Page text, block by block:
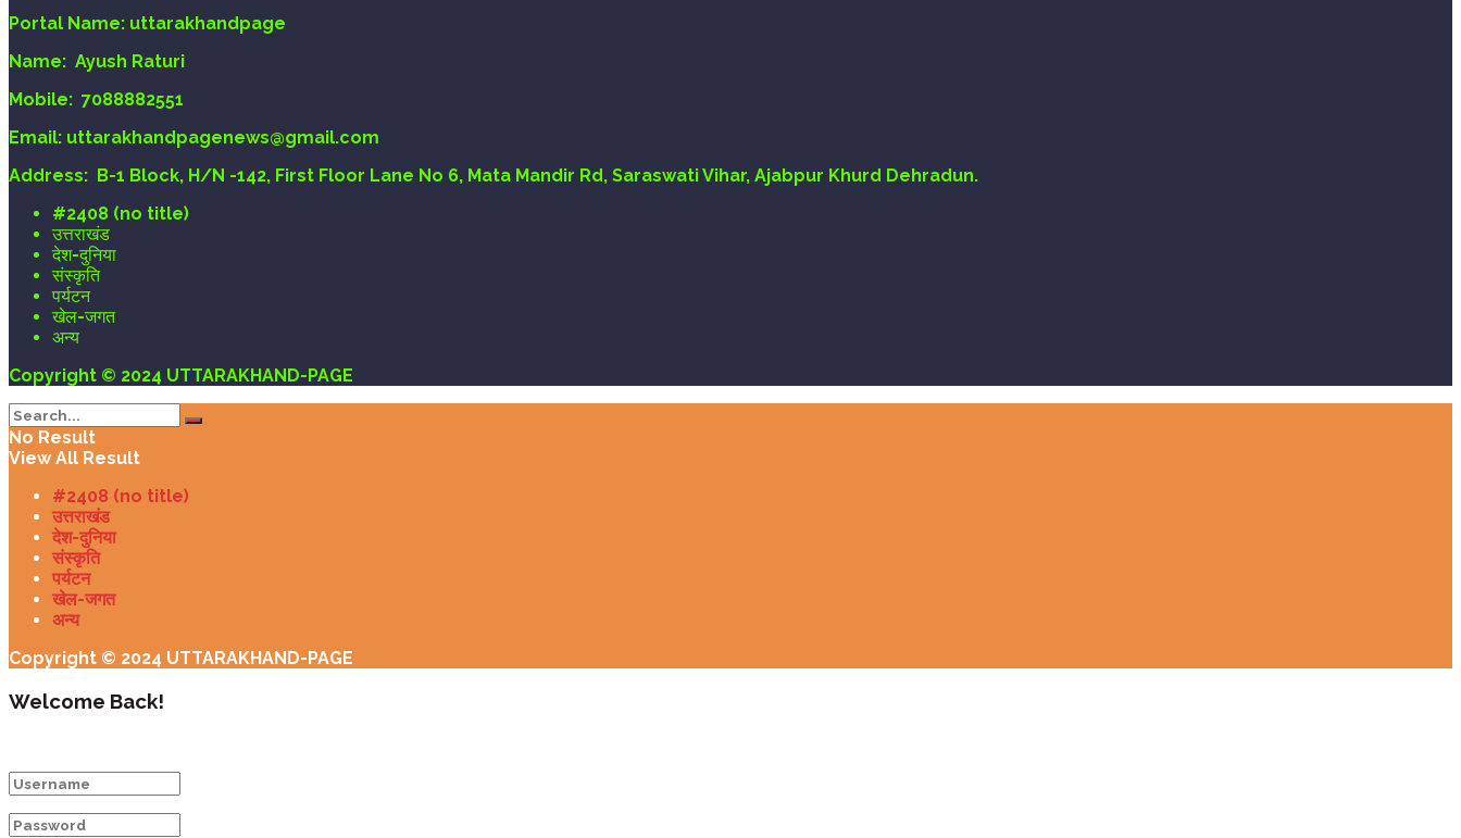
Portal Name: uttarakhandpage
Name: Ayush Raturi
Mobile: 7088882551
Email: uttarakhandpagenews@gmail.com
Address: B-1 Block, H/N -142, First Floor Lane No 6, Mata Mandir Rd, Saraswati Vihar, Ajabpur Khurd Dehradun.
#2408 (no title)
उत्तराखंड
देश-दुनिया
संस्कृति
पर्यटन
खेल-जगत
अन्य
Copyright © 2024 UTTARAKHAND-PAGE
No Result
View All Result
#2408 (no title)
उत्तराखंड
देश-दुनिया
संस्कृति
पर्यटन
खेल-जगत
अन्य
Copyright © 2024 UTTARAKHAND-PAGE
Welcome Back!